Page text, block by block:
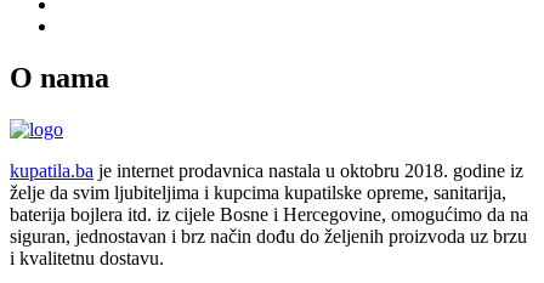
O nama
kupatila.ba je internet prodavnica nastala u oktobru 2018. godine iz
želje da svim ljubiteljima i kupcima kupatilske opreme, sanitarija,
baterija bojlera itd. iz cijele Bosne i Hercegovine, omogućimo da na
siguran, jednostavan i brz način dođu do željenih proizvoda uz brzu
i kvalitetnu dostavu.